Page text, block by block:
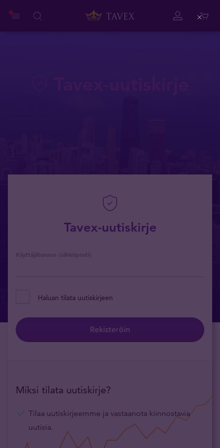
Tavex-uutiskirje
Käyttäjätunnus (sähköposti)
Haluan tilata uutiskirjeen
Rekisteröin
Miksi tilata uutiskirje?
Tilaa uutiskirjeemme ja vastaanota kiinnostavia
uutisia.
Close